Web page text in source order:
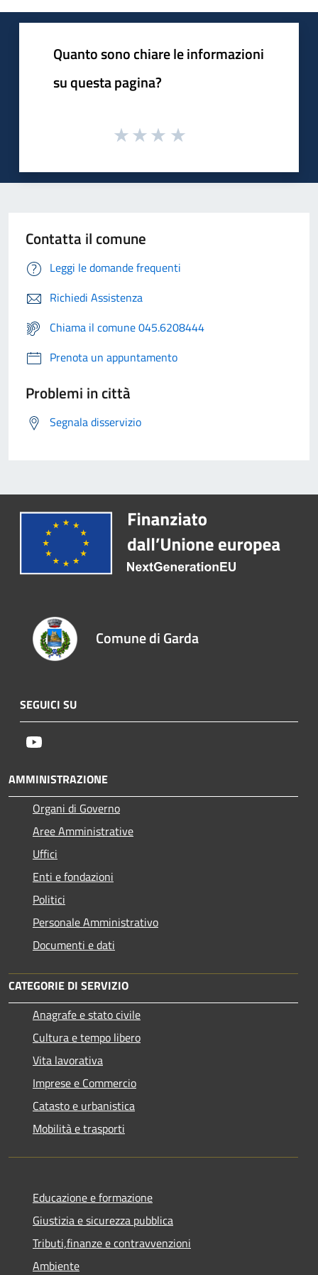
Quanto sono chiare le informazioni
su questa pagina?
Contatta il comune
Leggi le domande frequenti
Richiedi Assistenza
Chiama il comune 045.6208444
Prenota un appuntamento
Problemi in città
Segnala disservizio
Comune di Garda
SEGUICI SU
AMMINISTRAZIONE
Organi di Governo
Aree Amministrative
Uffici
Enti e fondazioni
Politici
Personale Amministrativo
Documenti e dati
CATEGORIE DI SERVIZIO
Anagrafe e stato civile
Cultura e tempo libero
Vita lavorativa
Imprese e Commercio
Catasto e urbanistica
Mobilità e trasporti
Educazione e formazione
Giustizia e sicurezza pubblica
Tributi,finanze e contravvenzioni
Ambiente